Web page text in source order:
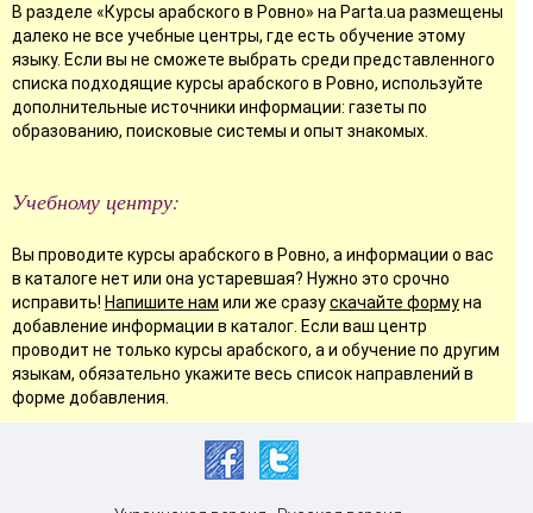
В разделе «Курсы арабского в Ровно» на Parta.ua размещены
далеко не все учебные центры, где есть обучение этому
языку. Если вы не сможете выбрать среди представленного
списка подходящие курсы арабского в Ровно, используйте
дополнительные источники информации: газеты по
образованию, поисковые системы и опыт знакомых.
Учебному центру:
Вы проводите курсы арабского в Ровно, а информации о вас
в каталоге нет или она устаревшая? Нужно это срочно
исправить! Напишите нам или же сразускачайте формуна
добавление информации в каталог. Если ваш центр
проводит не только курсы арабского, а и обучение по другим
языкам, обязательно укажите весь список направлений в
форме добавления.